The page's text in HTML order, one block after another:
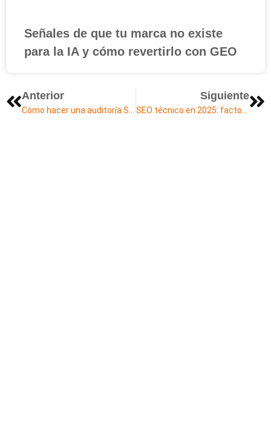
Señales de que tu marca no existe
para la IA y cómo revertirlo con GEO
Anterior
Cómo hacer una auditoría SEO paso a paso para tu sitio web
Siguiente
SEO técnico en 2025: factores que Google prioriza